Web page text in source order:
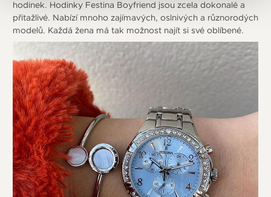
hodinek. Hodinky Festina Boyfriend jsou zcela dokonalé a
přitažlivé. Nabízí mnoho zajímavých, oslnivých a různorodých
modelů. Každá žena má tak možnost najít si své oblíbené.